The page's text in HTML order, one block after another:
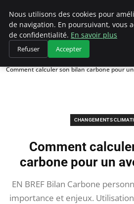
Accueil
Changements climatiques
Comment calculer son bilan carbone pour
CHANGEMENTS
Comment
carbone pour un
EN BREF Bilan Carbone
importance et enjeux.
Nous utilisons des cookies pour
de navigation. En poursuivant, vous
de confidentialité. En savoir plus
Refuser Accepter